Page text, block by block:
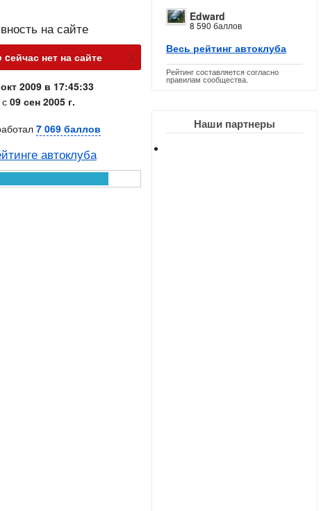
Edward
8 590 баллов
Весь рейтинг автоклуба
Рейтинг составляется согласно
правилам сообщества.
Наши партнеры
на сайте
нет на сайте х
2009 в 17:45:33
09 сен 2005 г.
7 069 баллов
автоклуба